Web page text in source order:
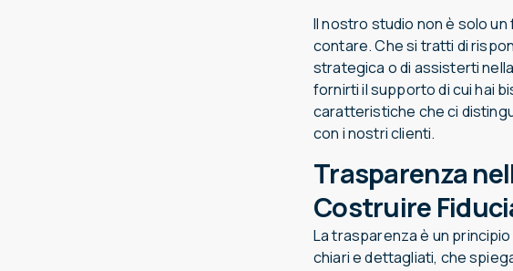
Il nostro studio non è solo
contare. Che si tratti di
strategica o di assisterti
fornirti il supporto di cui hai
caratteristiche che ci
con i nostri clienti.
Trasparenza
Costruire
La trasparenza è un
chiari e dettagliati, che